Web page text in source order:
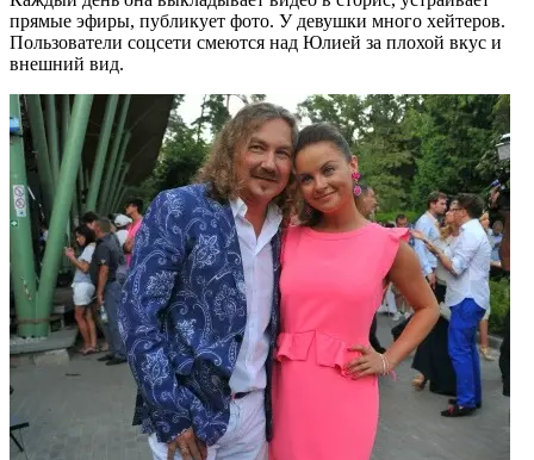
прямые эфиры, публикует фото. У девушки много хейтеров.
Пользователи соцсети смеются над Юлией за плохой вкус и
внешний вид.